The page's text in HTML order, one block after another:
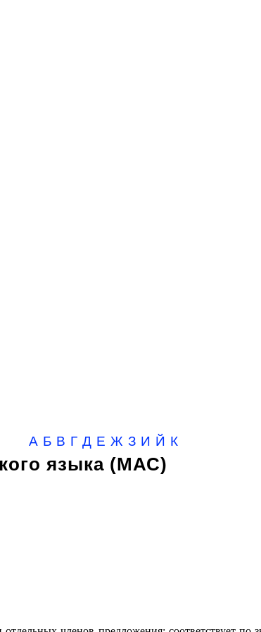
А Б В Г Д Е Ж З И Й К
языка (МАС)